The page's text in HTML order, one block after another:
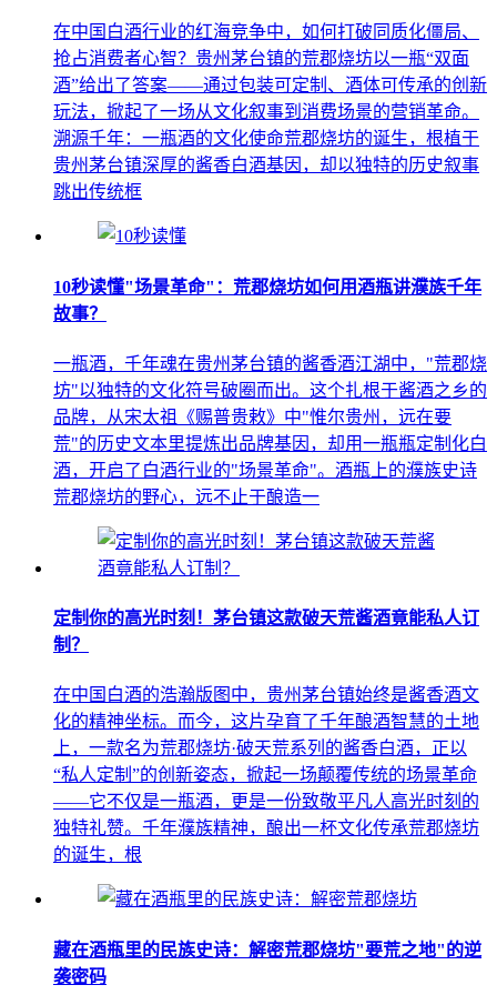
在中国白酒行业的红海竞争中，如何打破同质化僵局、
抢占消费者心智？贵州茅台镇的荒郡烧坊以一瓶“双面
酒”给出了答案——通过包装可定制、酒体可传承的创新
玩法，掀起了一场从文化叙事到消费场景的营销革命。
溯源千年：一瓶酒的文化使命荒郡烧坊的诞生，根植于
贵州茅台镇深厚的酱香白酒基因，却以独特的历史叙事
跳出传统框
10秒读懂"场景革命"：荒郡烧坊如何用酒瓶讲濮族千年
故事？
一瓶酒，千年魂在贵州茅台镇的酱香酒江湖中，"荒郡烧
坊"以独特的文化符号破圈而出。这个扎根于酱酒之乡的
品牌，从宋太祖《赐普贵敕》中"惟尔贵州，远在要
荒"的历史文本里提炼出品牌基因，却用一瓶瓶定制化白
酒，开启了白酒行业的"场景革命"。酒瓶上的濮族史诗
荒郡烧坊的野心，远不止于酿造一
定制你的高光时刻！茅台镇这款破天荒酱酒竟能私人订
制？
在中国白酒的浩瀚版图中，贵州茅台镇始终是酱香酒文
化的精神坐标。而今，这片孕育了千年酿酒智慧的土地
上，一款名为荒郡烧坊·破天荒系列的酱香白酒，正以
“私人定制”的创新姿态，掀起一场颠覆传统的场景革命
——它不仅是一瓶酒，更是一份致敬平凡人高光时刻的
独特礼赞。千年濮族精神，酿出一杯文化传承荒郡烧坊
的诞生，根
藏在酒瓶里的民族史诗：解密荒郡烧坊"要荒之地"的逆
袭密码